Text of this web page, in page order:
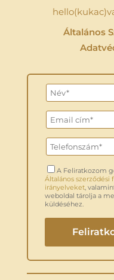
Általános
A Feliratkozom
Általános
irányelveket,
weboldal tárolja a
küldéséhez.